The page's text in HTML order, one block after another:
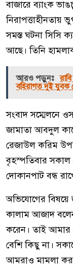
বাজারে ব্যাংক
নিরাপত্তাহীনতায়
সমস্ত ঘটনা সিসি
আছে। তিনি
আরও পড়ুনঃ
বহিরাগত দুই যুবক
সংবাদ সম্মেলনে
জামাতা আবদুল
রেজাউল করিম
বৃহস্পতিবার সকাল
দোকানপাট বন্ধ
অভিযোগের
কালাম আজাদ
করেন। তাই আমার
বেশি কিছু না।
আমরাও মামলা